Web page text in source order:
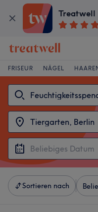
Treatwell
FRISEUR NÄGEL
Sortieren nach